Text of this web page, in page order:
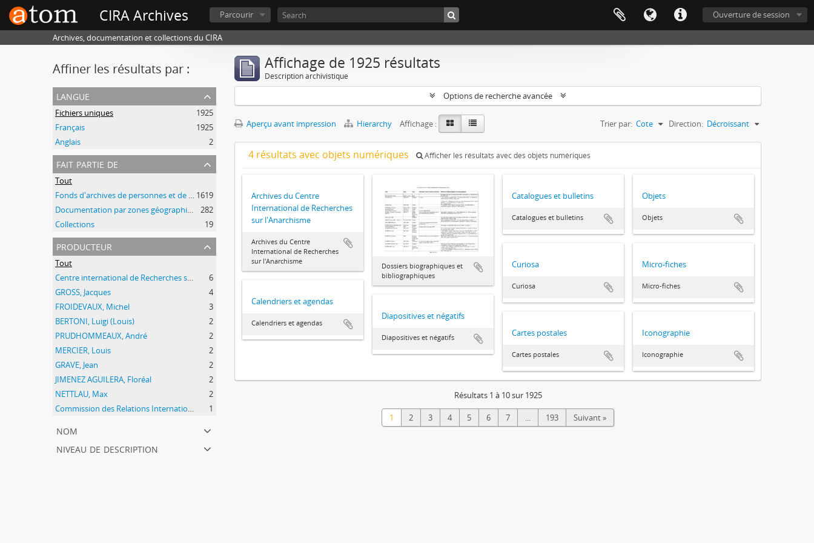
CIRA Archives Ouverture de session
Parcourir
Archives, documentation et collections du CIRA
Affiner les résultats par :
langue
Fichiers uniques
1925
Français
1925
Anglais
2
fait partie de
Tout
Fonds d'archives de personnes et de groupes 1619
Documentation par zones géographiques et par thèmes
282
Collections
19
producteur
Tout
Centre international de Recherches sur l'Anarchisme (CIRA)
6
GROSS, Jacques
4
FROIDEVAUX, Michel
3
BERTONI, Luigi (Louis)
2
PRUDHOMMEAUX, André
2
MERCIER, Louis
2
GRAVE, Jean
2
JIMENEZ AGUILERA, Floréal
2
NETTLAU, Max
2
Commission des Relations Internationales Anarchistes (CRIA)
1
nom
niveau de description
Affichage de 1925 résultats
Description archivistique
Options de recherche avancée
Aperçu avant impression Hierarchy Affichage : Trier par: Cote Direction: Décroissant
4 résultats avec objets numériques Afficher les résultats avec des objets numériques
Archives du Centre
International de Recherches
sur l'Anarchisme
Archives du Centre
International de Recherches
sur l'Anarchisme
Dossiers biographiques et
bibliographiques
Catalogues et bulletins
Catalogues et bulletins
Objets
Objets
Curiosa
Curiosa
Micro-fiches
Micro-fiches
Calendriers et agendas
Calendriers et agendas
Diapositives et négatifs
Diapositives et négatifs Cartes postales
Cartes postales
Iconographie
Iconographie
Résultats 1 à 10 sur 1925
1 2 3 4 5 6 7 ... 193 Suivant »